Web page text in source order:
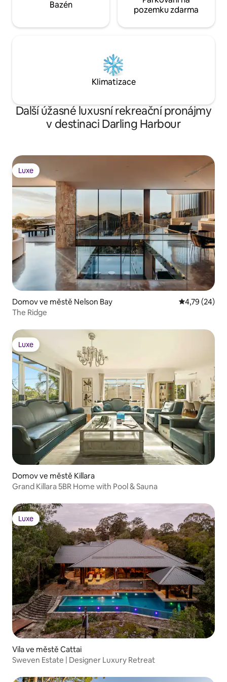
Bazén
pozemku zdarma
Klimatizace
Další úžasné luxusní rekreační pronájmy
v destinaci Darling Harbour
Luxe
Luxe
Domov ve městě Nelson Bay Průměrné
4,79 (24)
The Ridge
Luxe
Luxe
Domov ve městě Killara
Grand Killara 5BR Home with Pool & Sauna
Luxe
Luxe
Vila ve městě Cattai
Sweven Estate | Designer Luxury Retreat